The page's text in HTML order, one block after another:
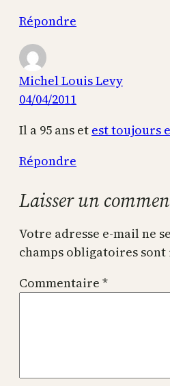
Répondre
Michel Louis Levy
04/04/2011
Il a 95 ans et est toujours
Répondre
Laisser un
Votre adresse e-mail ne
champs obligatoires sont
Commentaire *